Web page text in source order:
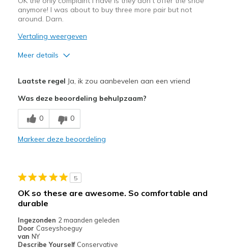
bezoeken.
anymore! I was about to buy three more pair but not
around. Darn.
Vertaling weergeven
Meer details
Beste toepassingen
Casual Wear
View On Shoes
Shoes are for Wearing
Laatste regel Ja, ik zou aanbevelen aan een vriend
Was deze beoordeling behulpzaam?
0 0
Markeer deze beoordeling
5
OK so these are awesome. So comfortable and
durable
Ingezonden 2 maanden geleden
Door Caseyshoeguy
van NY
Describe Yourself Conservative